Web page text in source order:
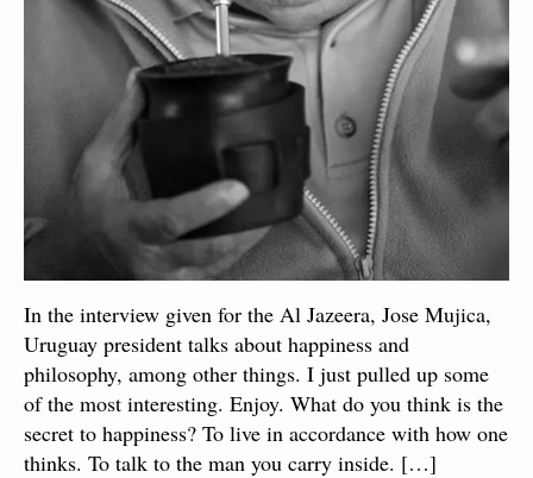
In the interview given for the Al Jazeera, Jose Mujica,
Uruguay president talks about happiness and
philosophy, among other things. I just pulled up some
of the most interesting. Enjoy. What do you think is the
secret to happiness? To live in accordance with how one
thinks. To talk to the man you carry inside. […]